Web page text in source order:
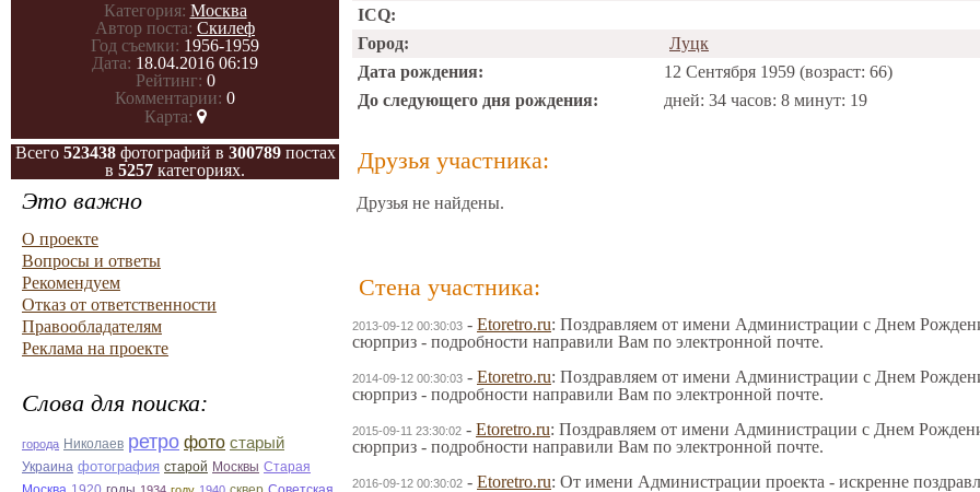
Категория: Москва
Автор поста: Скилеф
Год съемки: 1956-1959
Дата: 18.04.2016 06:19
Рейтинг: 0
Комментарии: 0
Карта:
Всего 523438фотографий в 300789постах
в 5257 категориях.
Это важно
О проекте
Вопросы и ответы
Рекомендуем
Отказ от ответственности
Правообладателям
Реклама на проекте
Слова для поиска:
города Николаев ретро фото старый
Украина фотография старой Москвы Старая
ICQ:
Город:
Луцк
Дата рождения:
12 Сентября 1959 (возраст: 66)
До следующего дня рождения:
дней: 34 часов: 8 минут: 19
Друзья участника:
Друзья не найдены.
Стена участника:
2013-09-12 00:30:03 - Etoretro.ru: Поздравляем от имени Администрации с Днем
сюрприз - подробности направили Вам по электронной почте.
2014-09-12 00:30:03 - Etoretro.ru: Поздравляем от имени Администрации с Днем
сюрприз - подробности направили Вам по электронной почте.
2015-09-11 23:30:02 - Etoretro.ru: Поздравляем от имени Администрации с Днем
сюрприз - подробности направили Вам по электронной почте.
2016-09-12 00:30:02 - Etoretro.ru: От имени Администрации проекта - искренне